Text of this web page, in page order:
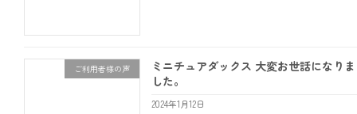
ご利用者様の声
ミニチュアダックス 大変お世話になりま
した。
2024年1月12日